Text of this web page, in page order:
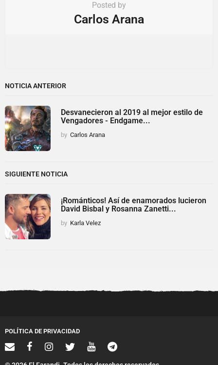
Posted by
Carlos Arana
NOTICIA ANTERIOR
Desvanecieron al 2019 al mejor estilo de
Vengadores - Endgame...
by Carlos Arana
SIGUIENTE NOTICIA
¡Románticos! Así de enamorados lucieron
David Bisbal y Rosanna Zanetti...
by Karla Velez
POLÍTICA DE PRIVACIDAD